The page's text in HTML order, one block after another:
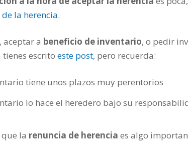
la herencia.
a beneficio de inventario, o pedir
tienes escritoeste post, pero recuerda:
tiene unos plazos muy perentorios
lo hace el heredero bajo su
la renuncia de herencia es algo